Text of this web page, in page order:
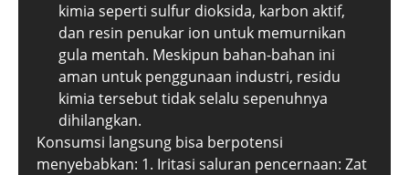
kimia seperti sulfur dioksida, karbon aktif,
dan resin penukar ion untuk memurnikan
gula mentah. Meskipun bahan-bahan ini
aman untuk penggunaan industri, residu
kimia tersebut tidak selalu sepenuhnya
dihilangkan.
Konsumsi langsung bisa berpotensi
menyebabkan: 1. Iritasi saluran pencernaan: Zat